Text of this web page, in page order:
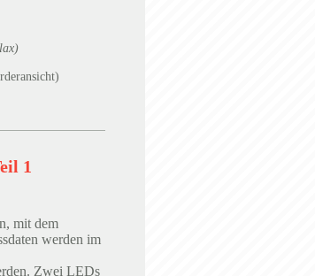
1
mit dem
werden im
Zwei LEDs